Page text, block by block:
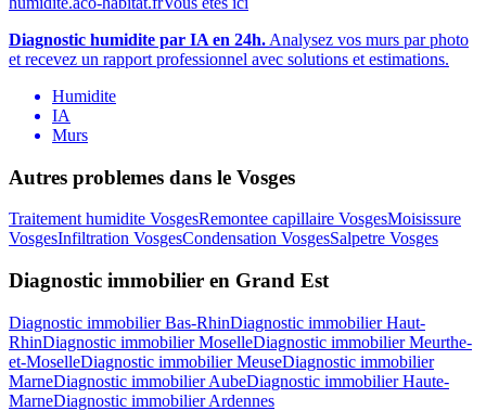
Diagnostic humidite par IA en 24h. Analysez vos murs par photo
et recevez un rapport professionnel avec solutions et estimations.
Humidite
IA
Murs
Autres problemes dans le Vosges
Traitement humidite VosgesRemontee capillaire VosgesMoisissure
VosgesInfiltration VosgesCondensation VosgesSalpetre Vosges
Diagnostic immobilier en Grand Est
Diagnostic immobilier Bas-RhinDiagnostic immobilier Haut-
RhinDiagnostic immobilier MoselleDiagnostic immobilier Meurthe-
et-MoselleDiagnostic immobilier MeuseDiagnostic immobilier
MarneDiagnostic immobilier AubeDiagnostic immobilier Haute-
MarneDiagnostic immobilier Ardennes